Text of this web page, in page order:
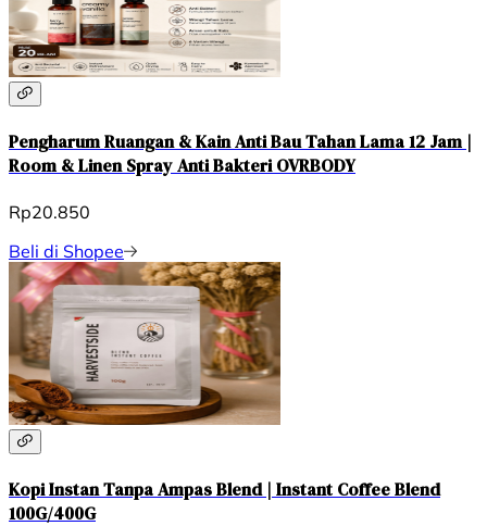
Pengharum Ruangan & Kain Anti Bau Tahan Lama 12 Jam |
Room & Linen Spray Anti Bakteri OVRBODY
Rp20.850
Beli di Shopee
Kopi Instan Tanpa Ampas Blend | Instant Coffee Blend
100G/400G